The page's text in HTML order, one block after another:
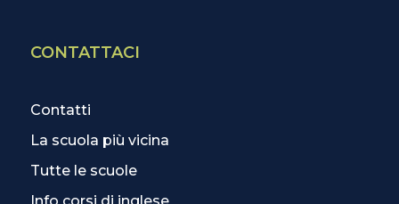
CONTATTACI
Contatti
La scuola più vicina
Tutte le scuole